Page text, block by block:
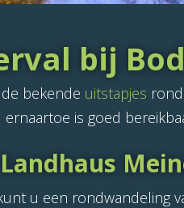
bij
bekende uitstapjes
is goed
u een rondwandeling